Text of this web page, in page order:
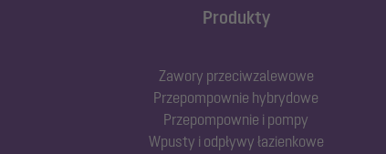
Produkty
Zawory przeciwzalewowe
Przepompownie hybrydowe
Przepompownie i pompy
Wpusty i odpływy łazienkowe